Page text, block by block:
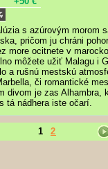
s azúrovým morom
pričom ju chráni
more ocitnete v
môžete užiť Malagu i
a rušnú mestskú
či romantické
divom je zas Alhambra,
tá nádhera iste očarí.
1 2